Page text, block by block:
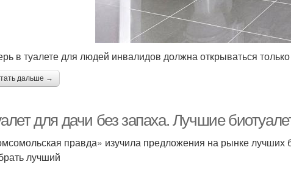
в туалете для людей инвалидов должна открываться
дальше →
для дачи без запаха. Лучшие
правда» изучила предложения на рынке лучших
лучший